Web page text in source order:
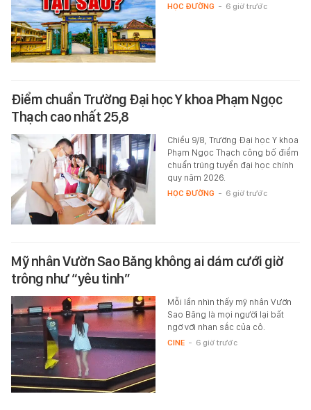
HỌC ĐƯỜNG - 6 giờ trước
Điểm chuẩn Trường Đại học Y khoa Phạm Ngọc
Thạch cao nhất 25,8
Chiều 9/8, Trường Đại học Y khoa
Phạm Ngọc Thạch công bố điểm
chuẩn trúng tuyển đại học chính
quy năm 2026.
HỌC ĐƯỜNG - 6 giờ trước
Mỹ nhân Vườn Sao Băng không ai dám cưới giờ
trông như “yêu tinh”
Mỗi lần nhìn thấy mỹ nhân Vườn
Sao Băng là mọi người lại bất
ngờ với nhan sắc của cô.
CINE - 6 giờ trước